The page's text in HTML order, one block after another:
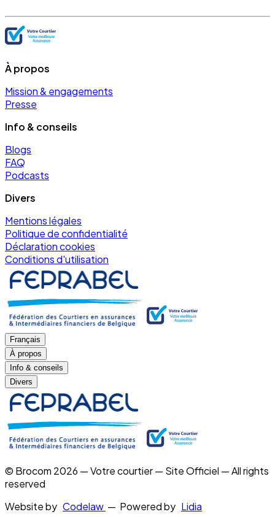
À propos
Mission & engagements
Presse
Info & conseils
Blogs
FAQ
Podcasts
Divers
Mentions légales
Politique de confidentialité
Déclaration cookies
Conditions d'utilisation
Français
À propos
Info & conseils
Divers
© Brocom 2026 — Votre courtier — Site Officiel — All rights
reserved
Website by Codelaw — Powered by Lidia